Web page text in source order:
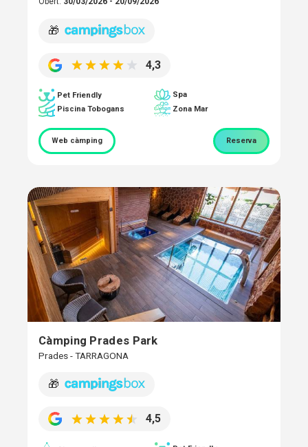
🎁
4,3
Pet Friendly
Spa
Piscina Tobogans
Zona Mar
Web càmping Reserva
Càmping Prades Park
Prades - TARRAGONA
🎁
4,5